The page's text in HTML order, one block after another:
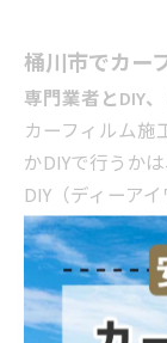
桶川市でカー
専門業者とDIY
カーフィルム施
かDIYで行うか
DIY（ディーア
ゥ イット ユア
いう意味です。
り、それぞれの
切です。